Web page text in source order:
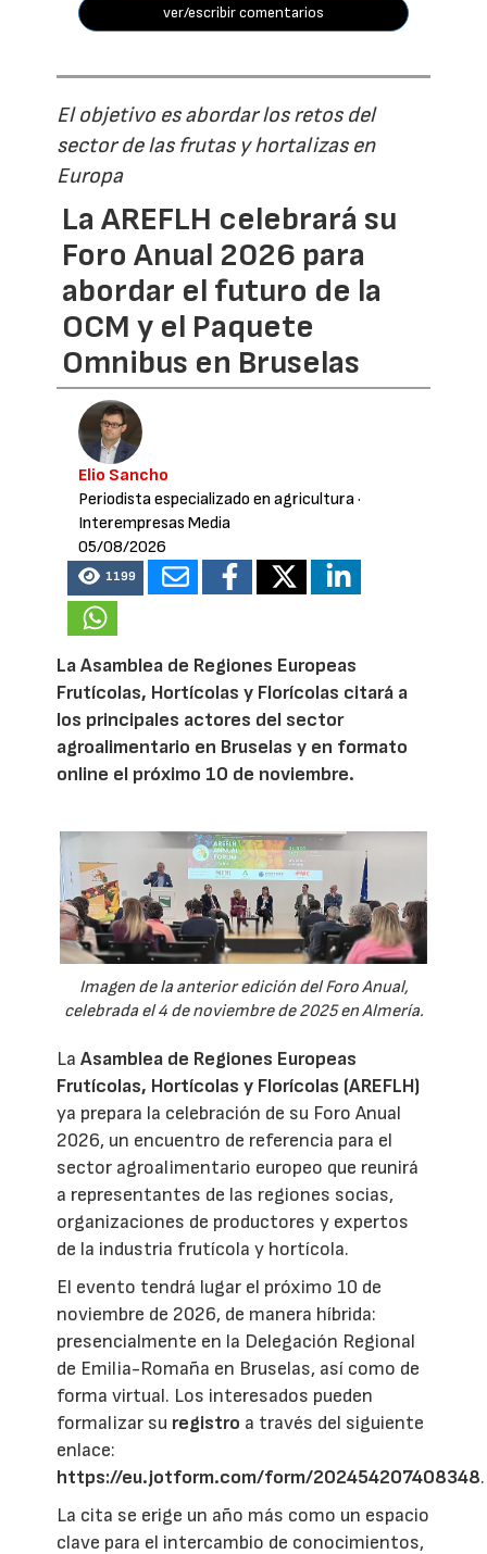
ver/escribir comentarios
El objetivo es abordar los retos del
sector de las frutas y hortalizas en
Europa
La AREFLH celebrará su
Foro Anual 2026 para
abordar el futuro de la
OCM y el Paquete
Omnibus en Bruselas
Elio Sancho
Periodista especializado en agricultura·
Interempresas Media
05/08/2026
1199
La Asamblea de Regiones Europeas
Frutícolas, Hortícolas y Florícolas citará a
los principales actores del sector
agroalimentario en Bruselas y en formato
online el próximo 10 de noviembre.
Imagen de la anterior edición del Foro Anual,
celebrada el 4 de noviembre de 2025 en Almería.
LaAsamblea de Regiones Europeas
Frutícolas, Hortícolas y Florícolas (AREFLH)
ya prepara la celebración de su Foro Anual
2026, un encuentro de referencia para el
sector agroalimentario europeo que reunirá
a representantes de las regiones socias,
organizaciones de productores y expertos
de la industria frutícola y hortícola.
El evento tendrá lugar el próximo 10 de
noviembre de 2026, de manera híbrida:
presencialmente en la Delegación Regional
de Emilia-Romaña en Bruselas, así como de
forma virtual. Los interesados pueden
formalizar su registro a través del siguiente
enlace:
https://eu.jotform.com/form/202454207408348.
La cita se erige un año más como un espacio
clave para el intercambio de conocimientos,